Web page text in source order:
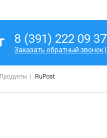
8 (391) 222 09 37
Заказать обратный звонок
Продукты RuPost